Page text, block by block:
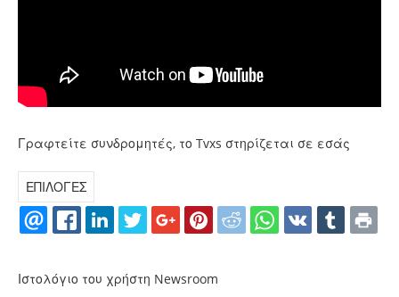
Γραφτείτε συνδρομητές, το Tvxs στηρίζεται σε εσάς
ΕΠΙΛΟΓΕΣ
Ιστολόγιο του χρήστη Newsroom